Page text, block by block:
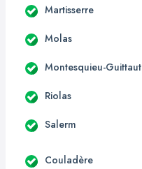
Martisserre
Molas
Montesquieu-Guittaut
Riolas
Salerm
Couladère